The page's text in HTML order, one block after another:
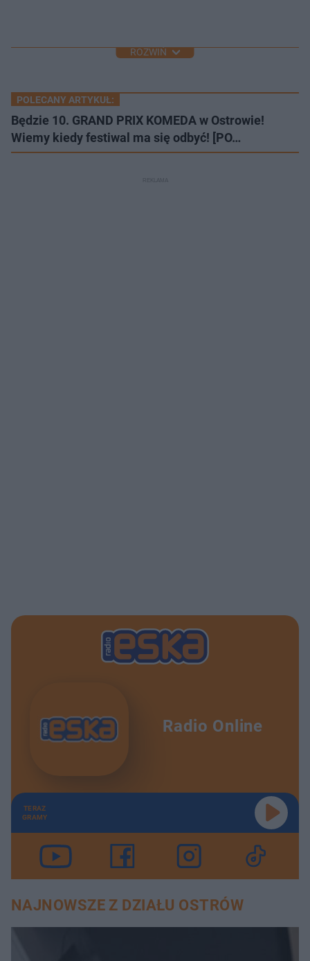
ROZWIŃ
POLECANY ARTYKUŁ:
Będzie 10. GRAND PRIX KOMEDA w Ostrowie!
Wiemy kiedy festiwal ma się odbyć! [PO…
Radio Online
TERAZ
GRAMY
NAJNOWSZE Z DZIAŁU OSTRÓW